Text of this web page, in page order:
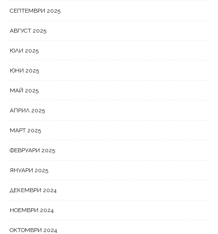
СЕПТЕМВРИ 2025
АВГУСТ 2025
ЮЛИ 2025
ЮНИ 2025
МАЙ 2025
АПРИЛ 2025
МАРТ 2025
ФЕВРУАРИ 2025
ЯНУАРИ 2025
ДЕКЕМВРИ 2024
НОЕМВРИ 2024
ОКТОМВРИ 2024